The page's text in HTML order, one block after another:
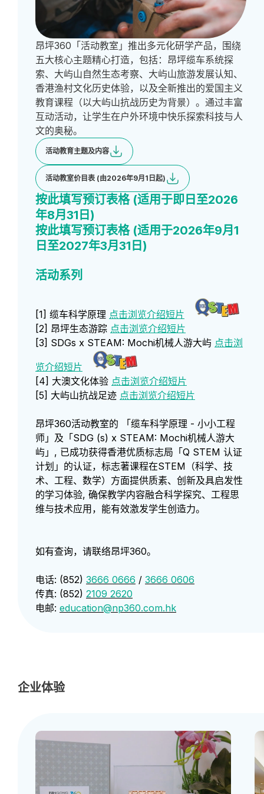
昂坪360「活动教室」推出多元化研学产品，围绕
五大核心主题精心打造，包括：昂坪缆车系统探
索、大屿山自然生态考察、大屿山旅游发展认知、
香港渔村文化历史体验，以及全新推出的爱国主义
教育课程（以大屿山抗战历史为背景）。通过丰富
互动活动，让学生在户外环境中快乐探索科技与人
文的奥秘。
活动教育主题及内容
活动教室价目表 (由2026年9月1日起)
按此填写预订表格 (适用于即日至2026
年8月31日)
按此填写预订表格 (适用于2026年9月1
日至2027年3月31日)
活动系列
[1] 缆车科学原理 点击浏览介绍短片
[2] 昂坪生态游踪 点击浏览介绍短片
[3] SDGs x STEAM: Mochi机械人游大屿 点击浏
览介绍短片
[4] 大澳文化体验 点击浏览介绍短片
[5] 大屿山抗战足迹 点击浏览介绍短片
昂坪360活动教室的 「缆车科学原理 - 小小工程
师」及「SDG (s) x STEAM: Mochi机械人游大
屿」, 已成功获得香港优质标志局「Q STEM 认证
计划」的认证，标志著课程在STEM（科学、技
术、工程、数学）方面提供质素、创新及具启发性
的学习体验, 确保教学内容融合科学探究、工程思
维与技术应用，能有效激发学生创造力。
如有查询，请联络昂坪360。
电话: (852) 3666 0666 / 3666 0606
传真: (852) 2109 2620
电邮: education@np360.com.hk
企业体验